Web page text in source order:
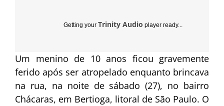
Getting your Trinity Audio player ready...
Um menino de 10 anos ficou gravemente
ferido após ser atropelado enquanto brincava
na rua, na noite de sábado (27), no bairro
Chácaras, em Bertioga, litoral de São Paulo. O